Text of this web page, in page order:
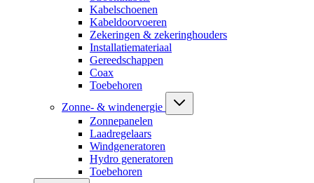
Kabelschoenen
Kabeldoorvoeren
Zekeringen & zekeringhouders
Installatiemateriaal
Gereedschappen
Coax
Toebehoren
Zonne- & windenergie
Zonnepanelen
Laadregelaars
Windgeneratoren
Hydro generatoren
Toebehoren